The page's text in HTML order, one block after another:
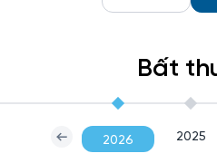
Bất
2026 2025